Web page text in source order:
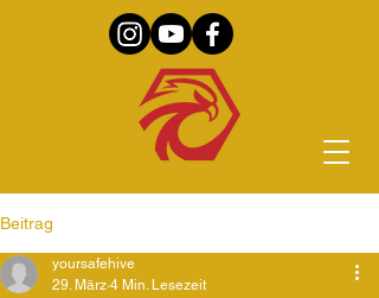
Beitrag
yoursafehive
29. März 4 Min. Lesezeit